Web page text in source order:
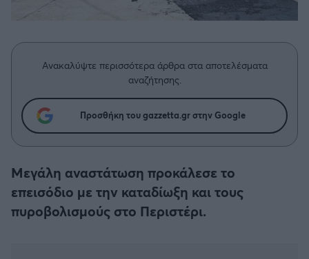
Δημήτρης Τσορμπατζόγλου
Βόλος
Ατρόμητος Αθηνών
Κηφισιά
Ανακαλύψτε περισσότερα άρθρα στα αποτελέσματα
αναζήτησης.
Προσθήκη του gazzetta.gr στην Google
Μεγάλη αναστάτωση προκάλεσε το
επεισόδιο με την καταδίωξη και τους
πυροβολισμούς στο Περιστέρι.